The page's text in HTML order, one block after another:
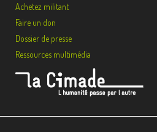
Achetez militant
Faire un don
Dossier de presse
Ressources multimédia